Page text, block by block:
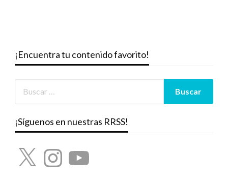
¡Encuentra tu contenido favorito!
¡Síguenos en nuestras RRSS!
X InstagramYouTube